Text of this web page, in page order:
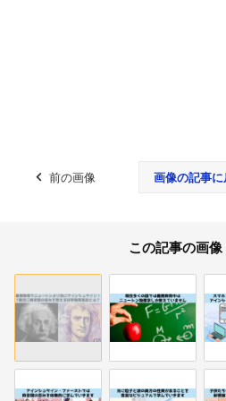
前の画像 画像の記事に
この記事の画